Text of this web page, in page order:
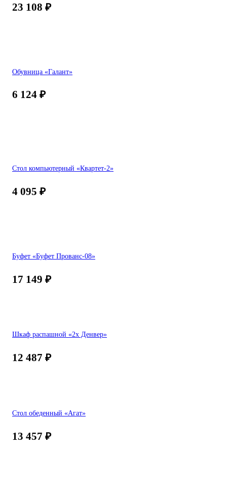
23 108 ₽
Обувница «Галант»
6 124 ₽
Стол компьютерный «Квартет-2»
4 095 ₽
Буфет «Буфет Прованс-08»
17 149 ₽
Шкаф распашной «2х Денвер»
12 487 ₽
Стол обеденный «Агат»
13 457 ₽